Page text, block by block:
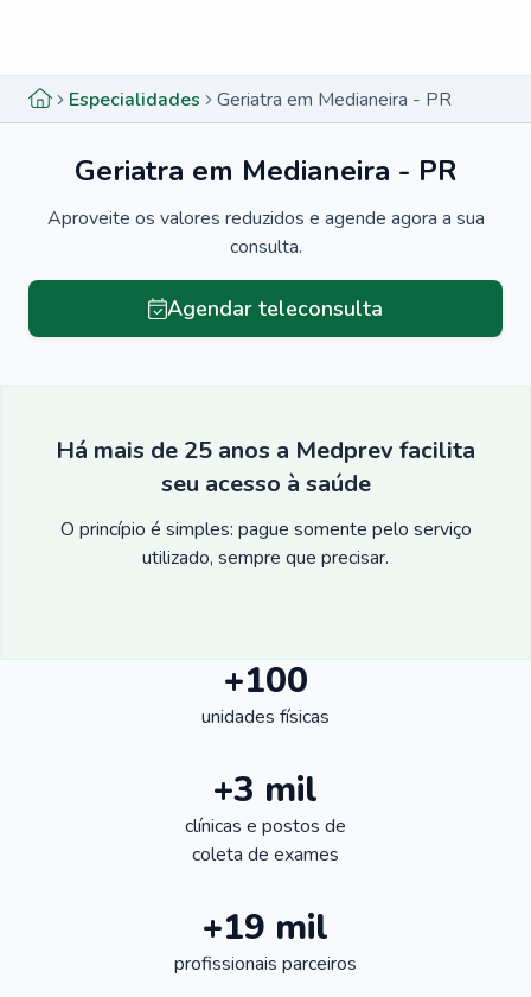
Especialidades Geriatra em Medianeira - PR
Geriatra em Medianeira - PR
Aproveite os valores reduzidos e agende agora a sua
consulta.
Agendar teleconsulta
Há mais de 25 anos a Medprev facilita
seu acesso à saúde
O princípio é simples: pague somente pelo serviço
utilizado, sempre que precisar.
+100
unidades físicas
+3 mil
clínicas e postos de
coleta de exames
+19 mil
profissionais parceiros